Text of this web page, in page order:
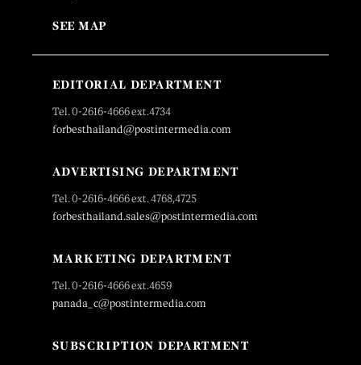
SEE MAP
EDITORIAL DEPARTMENT
Tel. 0-2616-4666 ext.4734
forbesthailand@postintermedia.com
ADVERTISING DEPARTMENT
Tel. 0-2616-4666 ext. 4768,4725
forbesthailand.sales@postintermedia.com
MARKETING DEPARTMENT
Tel. 0-2616-4666 ext.4659
panada_c@postintermedia.com
SUBSCRIPTION DEPARTMENT